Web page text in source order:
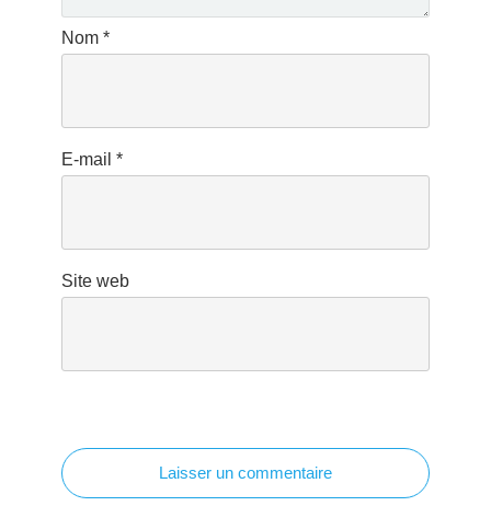
Nom *
E-mail *
Site web
Laisser un commentaire